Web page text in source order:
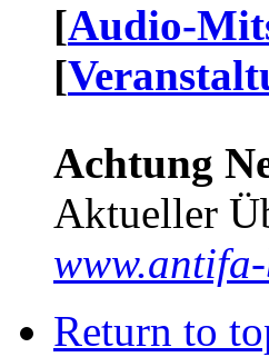
[Audio-
[
Achtung
Aktueller
Return to